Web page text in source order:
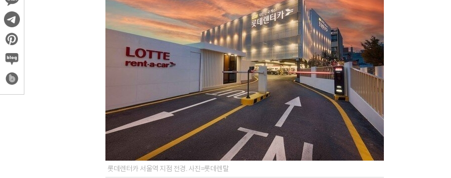
롯데렌터카 서울역 지점 전경. 사진=롯데렌탈